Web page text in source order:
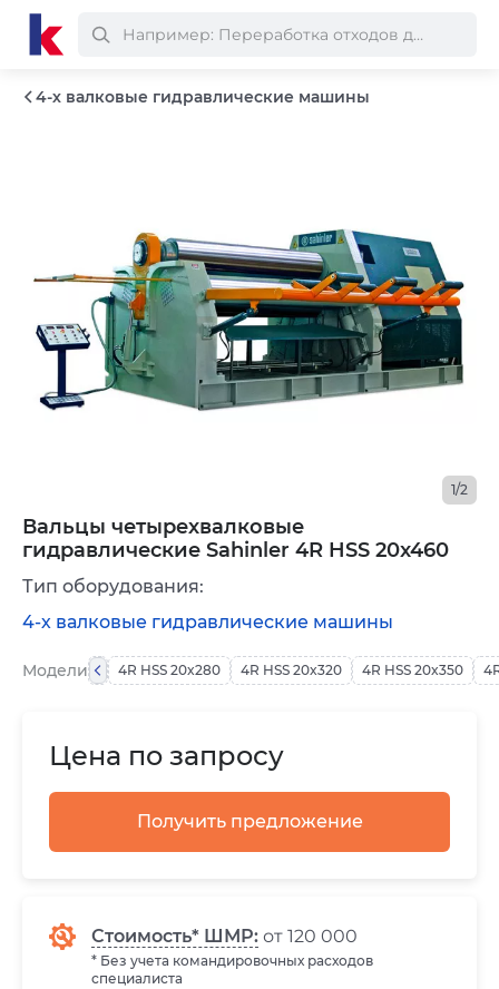
4-х валковые гидравлические машины
Вальцы четырехвалковые
гидравлические Sahinler 4R HSS 20x460
1/2
Цена по запросу
Получить предложение
Стоимость* ШМР: от 120 000
* Без учета командировочных расходов
специалиста
Модели 4R HSS 20x280 4R HSS 20x320 4R HSS 20x350
Тип оборудования:
4-х валковые гидравлические машины